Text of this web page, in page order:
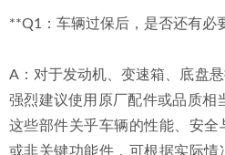
**Q1：车辆过保后，是否还有必
A：对于发动机、变速箱、底盘
强烈建议使用原厂配件或品质相
这些部件关乎车辆的性能、安
或非关键功能件，可根据实际情